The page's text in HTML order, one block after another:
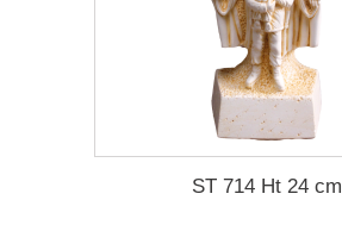
ST 714 Ht 24 cm